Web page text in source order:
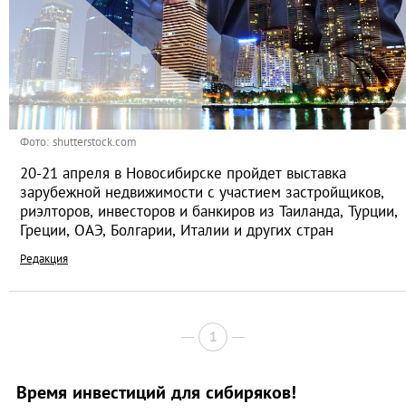
Фото: shutterstock.com
20-21 апреля в Новосибирске пройдет выставка
зарубежной недвижимости с участием застройщиков,
риэлторов, инвесторов и банкиров из Таиланда, Турции,
Греции, ОАЭ, Болгарии, Италии и других стран
Редакция
1
Время инвестиций для сибиряков!